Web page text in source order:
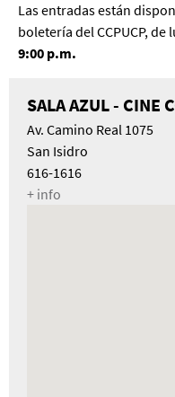
Las entradas están
boletería del CCPUCP,
9:00 p.m.
SALA AZUL - CINE
Av. Camino Real 1075
San Isidro
616-1616
+ info